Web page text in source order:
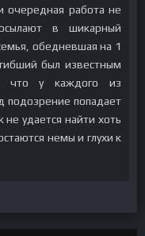
очередная работа не
в шикарный
обедневшая на 1
был известным
что у каждого из
подозрение попадает
удается найти хоть
немы и глухи к